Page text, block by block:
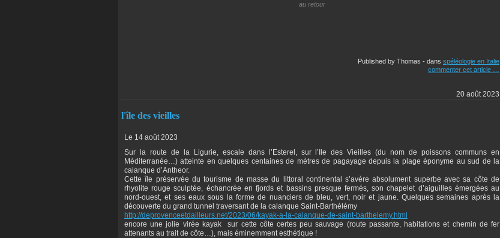
au retour
Published by Thomas - dans spéléologie en Italie
commenter cet article
20 août 2023
l'île des vieilles
Le 14 août 2023
Sur la route de la Ligurie, escale dans l’Esterel, sur l’Ile des Vieilles (du nom de poissons communs en
Méditerranée…) atteinte en quelques centaines de mètres de pagayage depuis la plage éponyme au sud de la
calanque d’Antheor.
Cette île préservée du tourisme de masse du littoral continental s’avère absolument superbe avec sa côte de
rhyolite rouge sculptée, échancrée en fjords et bassins presque fermés, son chapelet d’aiguilles émergées au
nord-ouest, et ses eaux sous la forme de nuanciers de bleu, vert, noir et jaune. Quelques semaines après la
découverte du grand tunnel traversant de la calanque Saint-Barthélémy
http://deprovenceetdailleurs.net/2023/06/kayak-a-la-calanque-de-saint-barthelemy.html
encore une jolie virée kayak sur cette côte certes peu sauvage (route passante, habitations et chemin de fer
attenants au trait de côte…), mais éminemment esthétique !